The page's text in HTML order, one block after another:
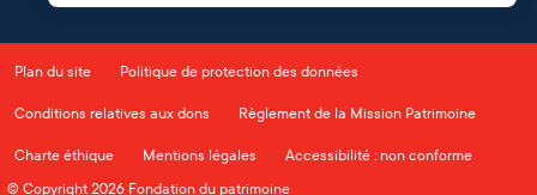
Plan du site Politique de protection des données
Conditions relatives aux dons Règlement de la Mission Patrimoine
Charte éthique Mentions légales
Accessibilité : non conforme
© Copyright 2026 Fondation du patrimoine